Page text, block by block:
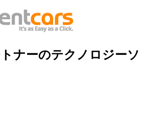
ナーのテクノロジーソ